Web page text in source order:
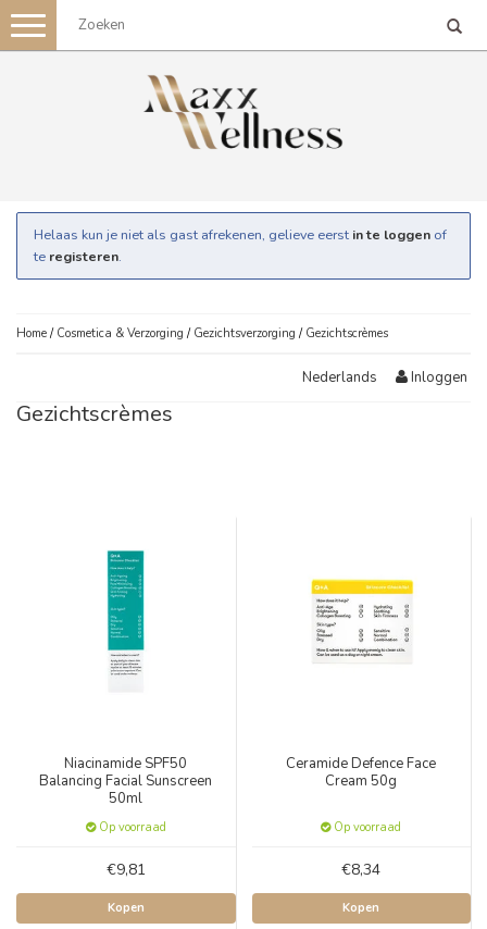
Toggle
navigation
Helaas kun je niet als gast afrekenen, gelieve eerst in te loggen of
te registeren.
Home / Cosmetica & Verzorging / Gezichtsverzorging / Gezichtscrèmes
Nederlands Inloggen
Gezichtscrèmes
Niacinamide SPF50
Balancing Facial Sunscreen
50ml
Op voorraad
€9,81
Kopen
Ceramide Defence Face
Cream 50g
Op voorraad
€8,34
Kopen